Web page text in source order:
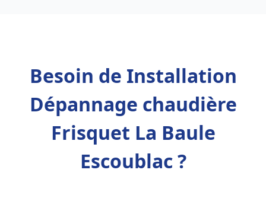
Besoin de Installation
Dépannage chaudière
Frisquet La Baule
Escoublac ?